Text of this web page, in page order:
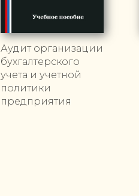
Аудит организации
бухгалтерского
учета и учетной
политики
предприятия